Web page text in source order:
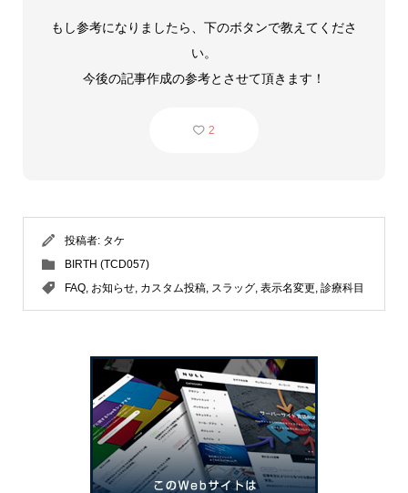
もし参考になりましたら、下のボタンで教えてくださ
い。
今後の記事作成の参考とさせて頂きます！
2
投稿者: タケ
BIRTH (TCD057)
FAQ, お知らせ, カスタム投稿, スラッグ, 表示名変更, 診療科目